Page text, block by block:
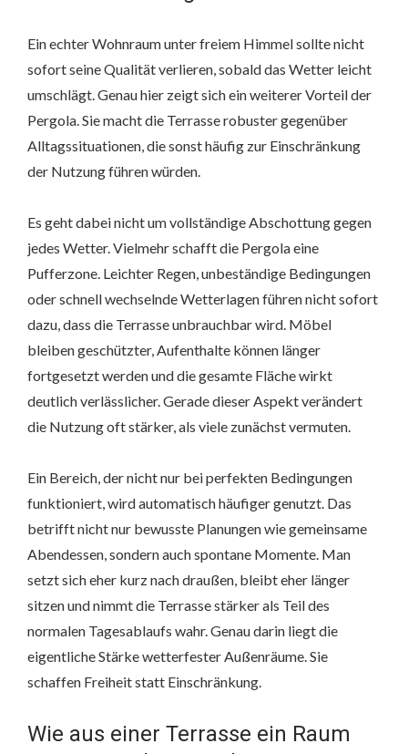
Ein echter Wohnraum unter freiem Himmel sollte nicht
sofort seine Qualität verlieren, sobald das Wetter leicht
umschlägt. Genau hier zeigt sich ein weiterer Vorteil der
Pergola. Sie macht die Terrasse robuster gegenüber
Alltagssituationen, die sonst häufig zur Einschränkung
der Nutzung führen würden.
Es geht dabei nicht um vollständige Abschottung gegen
jedes Wetter. Vielmehr schafft die Pergola eine
Pufferzone. Leichter Regen, unbeständige Bedingungen
oder schnell wechselnde Wetterlagen führen nicht sofort
dazu, dass die Terrasse unbrauchbar wird. Möbel
bleiben geschützter, Aufenthalte können länger
fortgesetzt werden und die gesamte Fläche wirkt
deutlich verlässlicher. Gerade dieser Aspekt verändert
die Nutzung oft stärker, als viele zunächst vermuten.
Ein Bereich, der nicht nur bei perfekten Bedingungen
funktioniert, wird automatisch häufiger genutzt. Das
betrifft nicht nur bewusste Planungen wie gemeinsame
Abendessen, sondern auch spontane Momente. Man
setzt sich eher kurz nach draußen, bleibt eher länger
sitzen und nimmt die Terrasse stärker als Teil des
normalen Tagesablaufs wahr. Genau darin liegt die
eigentliche Stärke wetterfester Außenräume. Sie
schaffen Freiheit statt Einschränkung.
Wie aus einer Terrasse ein Raum